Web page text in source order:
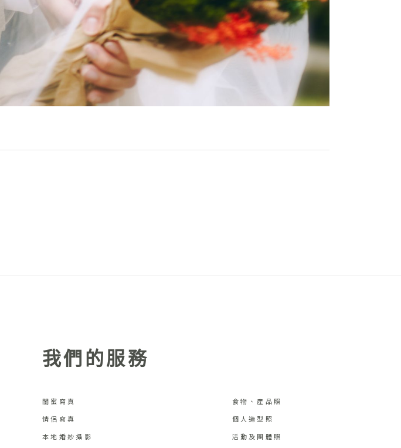
我們的服務
閨蜜寫真
情侶寫真
本地婚紗攝影
食物、產品照
個人造型照
活動及團體照